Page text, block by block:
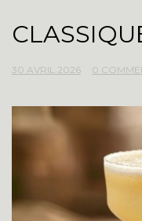
30 AVRIL 2026 0